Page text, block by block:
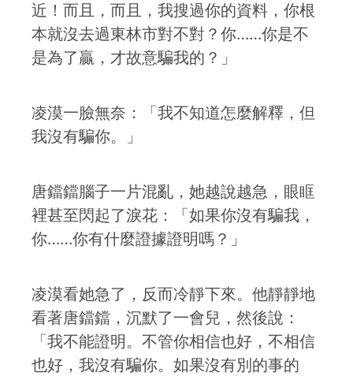
近！而且，而且，我搜過你的資料，你根
本就沒去過東林市對不對？你……你是不
是為了贏，才故意騙我的？」
凌漠一臉無奈：「我不知道怎麼解釋，但
我沒有騙你。」
唐鐺鐺腦子一片混亂，她越說越急，眼眶
裡甚至閃起了淚花：「如果你沒有騙我，
你……你有什麼證據證明嗎？」
凌漠看她急了，反而冷靜下來。他靜靜地
看著唐鐺鐺，沉默了一會兒，然後說：
「我不能證明。不管你相信也好，不相信
也好，我沒有騙你。如果沒有別的事的